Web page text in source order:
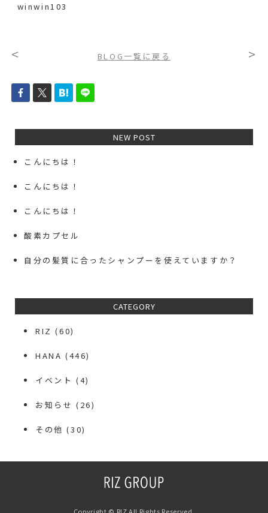
winwin103
< BLOG一覧に戻る >
NEW POST
こんにちは！
こんにちは！
こんにちは！
酸素カプセル
自分の髪質に合ったシャンプーを使えていますか？
CATEGORY
RIZ (60)
HANA (446)
イベント (4)
お知らせ (26)
その他 (30)